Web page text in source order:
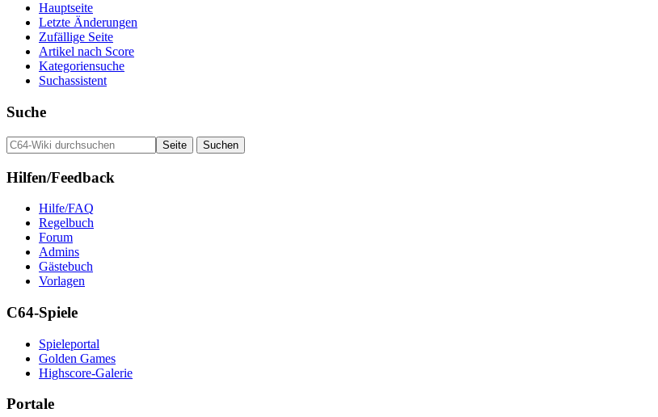
Hauptseite
Letzte Änderungen
Zufällige Seite
Artikel nach Score
Kategoriensuche
Suchassistent
Suche
Hilfen/Feedback
Hilfe/FAQ
Regelbuch
Forum
Admins
Gästebuch
Vorlagen
C64-Spiele
Spieleportal
Golden Games
Highscore-Galerie
Portale